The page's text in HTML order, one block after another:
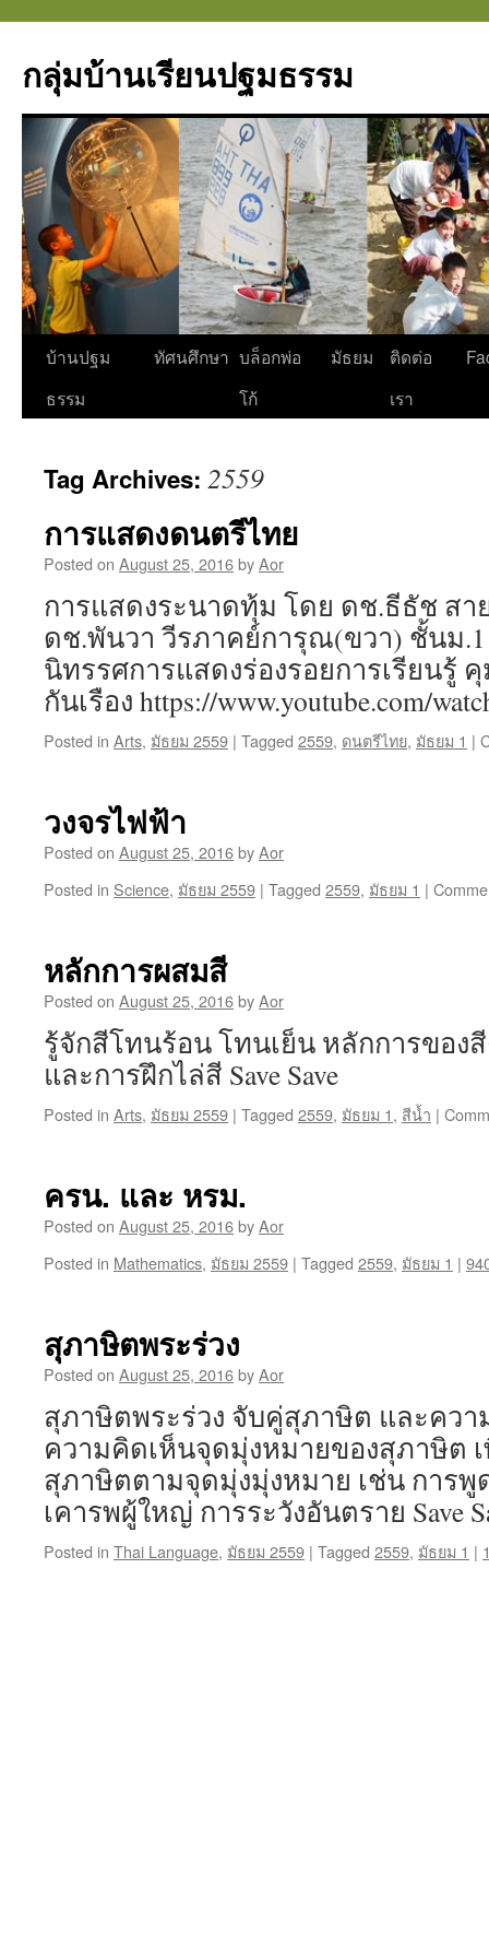
กลุ่มบ้านเรียนปฐมธรรม
Skip
บ้านปฐม
ธรรม
ทัศนศึกษา บล็อกพ่อ
โก้
มัธยม
ติดต่อ
เรา
Tag Archives: 2559
การแสดงดนตรีไทย
Posted on August 25, 2016byAor
การแสดงระนาดทุ้ม โดย ดช.ธีธัช สา
ดช.พันวา วีรภาคย์การุณ(ขวา) ชั้นม.1
นิทรรศการแสดงร่องรอยการเรียนรู้
กันเรือง https://www.youtube.com/
Posted in Arts, มัธยม 2559 | Tagged 2559, ดนตรีไทย, มัธยม 1 |
วงจรไฟฟ้า
Posted on August 25, 2016byAor
Posted in Science, มัธยม 2559 | Tagged 2559, มัธยม 1 |
หลักการผสมสี
Posted on August 25, 2016byAor
รู้จักสีโทนร้อน โทนเย็น หลักการของ
และการฝึกไล่สี Save Save
Posted in Arts, มัธยม 2559 | Tagged 2559, มัธยม 1, สีน้ำ |
ครน. และ หรม.
Posted on August 25, 2016byAor
Posted in Mathematics, มัธยม 2559 | Tagged 2559, มัธยม 1 |
สุภาษิตพระร่วง
Posted on August 25, 2016byAor
สุภาษิตพระร่วง จับคู่สุภาษิต และคว
ความคิดเห็นจุดมุ่งหมายของสุภาษิต
สุภาษิตตามจุดมุ่งมุ่งหมาย เช่น การพู
เคารพผู้ใหญ่ การระวังอันตราย Save
Posted in Thai Language, มัธยม 2559 | Tagged 2559, มัธยม 1 |